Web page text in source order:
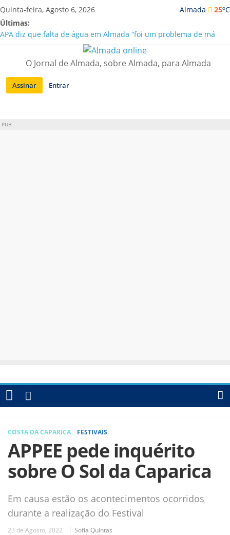
Saltar
para
conteúdo
Almada 25oC
Quinta-feira, Agosto 6, 2026
Últimas:
APA diz que falta de água em Almada “foi um problema de má
Laranjeiro | Cultura pop asiática invade a Casa Amarela
Ponte 25 de Abril celebra 60 anos com programa cultural entre
Lisboa e Almada
Situação de alerta em Almada renovada até final de Agosto
O Jornal de Almada, sobre Almada, para Almada
Assinar Entrar
PUB
COSTA DA CAPARICA FESTIVAIS
APPEE pede inquérito
sobre O Sol da Caparica
Em causa estão os acontecimentos ocorridos
durante a realização do Festival
23 de Agosto, 2022 Sofia Quintas